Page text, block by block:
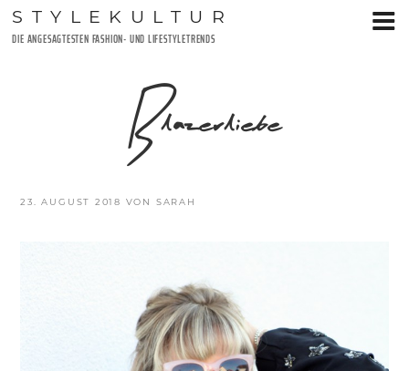
Zum
Inhalt
STYLEKULTUR
DIE ANGESAGTESTEN FASHION- UND LIFESTYLETRENDS
VERÖFFENTLICHT
23. AUGUST 2018 VON SARAH
Blazerliebe